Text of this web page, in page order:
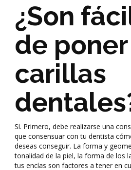
¿Son
de
carillas
Sí. Primero, debe realizarse una
que consensuar con tu dentista
deseas conseguir. La forma y
tonalidad de la piel, la forma de los
tus encías son factores a tener en